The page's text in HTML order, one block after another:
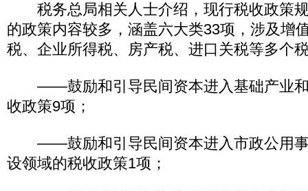
税务总局相关人士介绍，现行税收政策
的政策内容较多，涵盖六大类33项，涉及增
税、企业所得税、房产税、进口关税等多个
——鼓励和引导民间资本进入基础产业和
收政策9项；
——鼓励和引导民间资本进入市政公用事
设领域的税收政策1项；